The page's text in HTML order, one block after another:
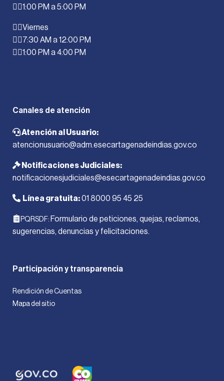
1:00 PM a 5:00 PM
Viernes
7:30 AM a 12:00 PM
1:00 PM a 4:00 PM
Canales de atención
Atención al Usuario:
atencionusuario@adm.esecartagenadeindias.gov.co
Notificaciones Judiciales:
notificacionesjudiciales@esecartagenadeindias.gov.co
Línea gratuita:01 8000 95 45 25
PQRSDF: Formulario de peticiones, quejas, reclamos,
sugerencias, denuncias y felicitaciones.
Participación y transparencia
Rendición de Cuentas
Mapa del sitio